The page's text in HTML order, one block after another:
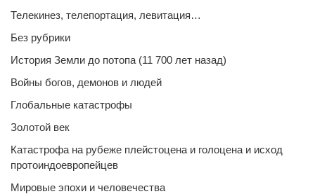
Телекинез, телепортация, левитация…
Без рубрики
История Земли до потопа (11 700 лет назад)
Войны богов, демонов и людей
Глобальные катастрофы
Золотой век
Катастрофа на рубеже плейстоцена и голоцена и исход
протоиндоевропейцев
Мировые эпохи и человечества